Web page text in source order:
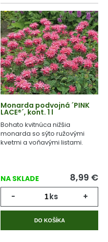
Monarda podvojná ´PINK
LACE®´, kont. 1 l
Bohato kvitnúca nižšia
monarda so sýto ružovými
kvetmi a voňavými listami.
NA SKLADE 8,99 €
- ks +
DO KOŠÍKA